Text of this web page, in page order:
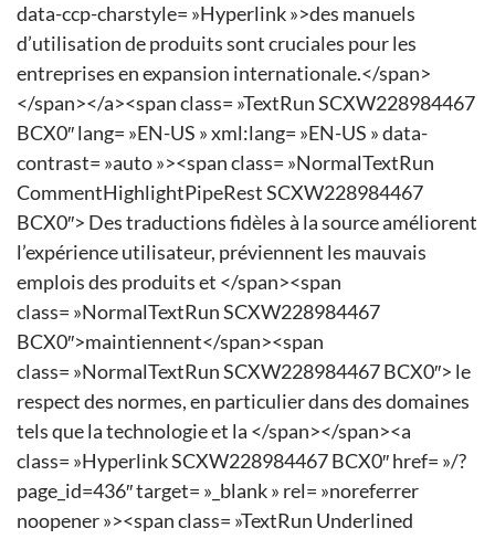
data-ccp-charstyle= »Hyperlink »>des manuels
d’utilisation de produits sont cruciales pour les
entreprises en expansion internationale.</span>
</span></a><span class= »TextRun SCXW228984467
BCX0″ lang= »EN-US » xml:lang= »EN-US » data-
contrast= »auto »><span class= »NormalTextRun
CommentHighlightPipeRest SCXW228984467
BCX0″> Des traductions fidèles à la source améliorent
l’expérience utilisateur, préviennent les mauvais
emplois des produits et </span><span
class= »NormalTextRun SCXW228984467
BCX0″>maintiennent</span><span
class= »NormalTextRun SCXW228984467 BCX0″> le
respect des normes, en particulier dans des domaines
tels que la technologie et la </span></span><a
class= »Hyperlink SCXW228984467 BCX0″ href= »/?
page_id=436″ target= »_blank » rel= »noreferrer
noopener »><span class= »TextRun Underlined